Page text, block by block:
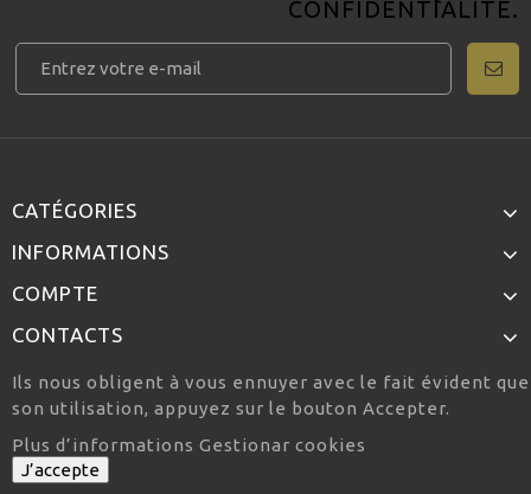
CONFIDENTIALITÉ.
CATÉGORIES
INFORMATIONS
COMPTE
CONTACTS
Ils nous obligent à vous ennuyer avec le fait évident
son utilisation, appuyez sur le bouton Accepter.
Plus d’informations Gestionar cookies
J’accepte